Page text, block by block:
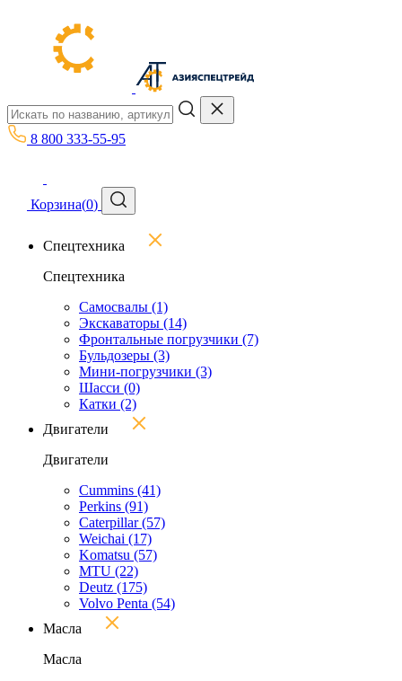
8 800 333-55-95
Корзина(0)
Спецтехника
Спецтехника
Самосвалы (1)
Экскаваторы (14)
Фронтальные погрузчики (7)
Бульдозеры (3)
Мини-погрузчики (3)
Шасси (0)
Катки (2)
Двигатели
Двигатели
Cummins (41)
Perkins (91)
Caterpillar(57)
Weichai (17)
Komatsu (57)
MTU (22)
Deutz (175)
Volvo Penta (54)
Масла
Масла